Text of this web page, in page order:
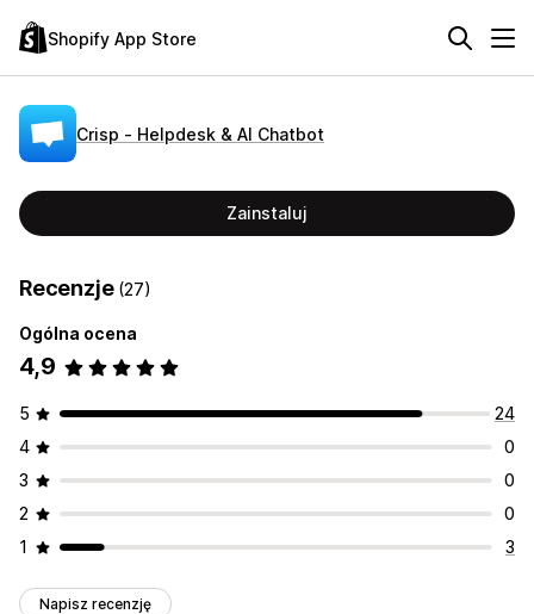
Shopify App Store
Crisp ‑ Helpdesk & AI Chatbot
Zainstaluj
Recenzje (27)
Ogólna ocena
4,9
5
24
4
0
3
0
2
0
1
3
Napisz recenzję